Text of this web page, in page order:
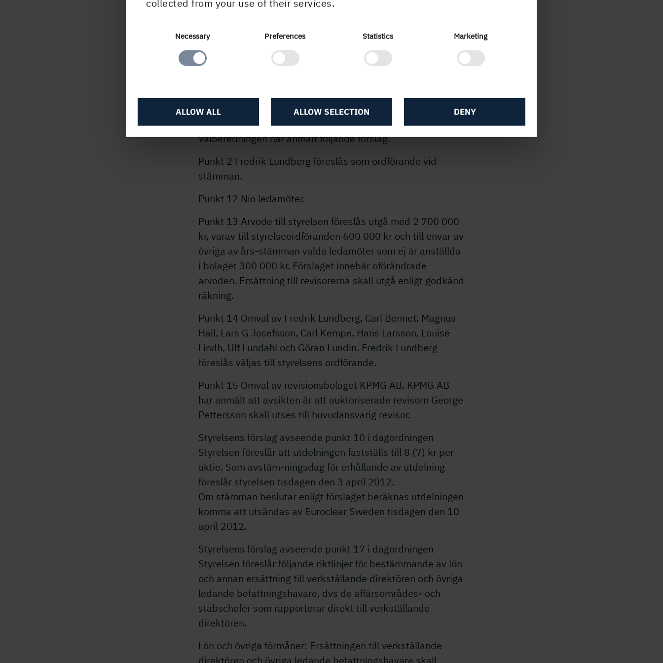
collected from your use of their services.
Necessary Preferences Statistics Marketing
DENY
ALLOW SELECTION
ALLOW ALL
av styrelsens ordförande samt en representant för var och
31 augusti varje år. Inför årsstämman 2012 består
valberedningen av Mats Guldbrand, L E Lundberg-företagen,
Fredrik Lundberg. Ordförande i valberedningen är Mats
Guldbrand.
Valberedningen har anmält följande förslag.
Punkt 2 Fredrik Lundberg föreslås som ordförande vid
stämman.
Punkt 12 Nio ledamöter.
Punkt 13 Arvode till styrelsen föreslås utgå med 2 700 000
kr, varav till styrelseordföranden 600 000 kr och till envar av
övriga av års-stämman valda ledamöter som ej är anställda
i bolaget 300 000 kr. Förslaget innebär oförändrade
arvoden. Ersättning till revisorerna skall utgå enligt godkänd
räkning.
Punkt 14 Omval av Fredrik Lundberg, Carl Bennet, Magnus
Hall, Lars G Josefsson, Carl Kempe, Hans Larsson, Louise
Lindh, Ulf Lundahl och Göran Lundin. Fredrik Lundberg
föreslås väljas till styrelsens ordförande.
Punkt 15 Omval av revisionsbolaget KPMG AB. KPMG AB
har anmält att avsikten är att auktoriserade revisorn George
Pettersson skall utses till huvudansvarig revisor.
Styrelsens förslag avseende punkt 10 i dagordningen
Styrelsen föreslår att utdelningen fastställs till 8 (7) kr per
aktie. Som avstäm-ningsdag för erhållande av utdelning
föreslår styrelsen tisdagen den 3 april 2012.
Om stämman beslutar enligt förslaget beräknas utdelningen
komma att utsändas av Euroclear Sweden tisdagen den 10
april 2012.
Styrelsens förslag avseende punkt 17 i dagordningen
Styrelsen föreslår följande riktlinjer för bestämmande av lön
och annan ersättning till verkställande direktören och övriga
ledande befattningshavare, dvs de affärsområdes- och
stabschefer som rapporterar direkt till verkställande
direktören.
Lön och övriga förmåner: Ersättningen till verkställande
direktören och övriga ledande befattningshavare skall